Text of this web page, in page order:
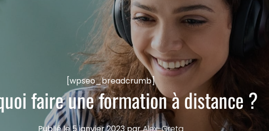
[wpseo_breadcrumb]
faire une formation à distance ?
Publié le5 janvier 2023parAlex-Greta